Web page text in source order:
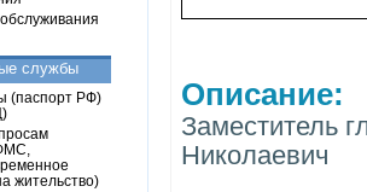
Описание:
Заместитель
Николаевич
службы
(паспорт РФ)
жительство)